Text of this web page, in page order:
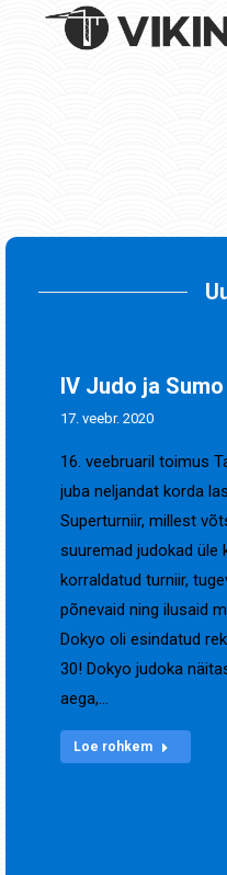
IV Judo ja
17. veebr. 2020
16. veebruaril toimus
juba neljandat korda
Superturniir, millest
suuremad judokad üle
korraldatud turniir,
põnevaid ning ilusaid
Dokyo oli esindatud
30! Dokyo judoka
aega,…
Loe rohkem